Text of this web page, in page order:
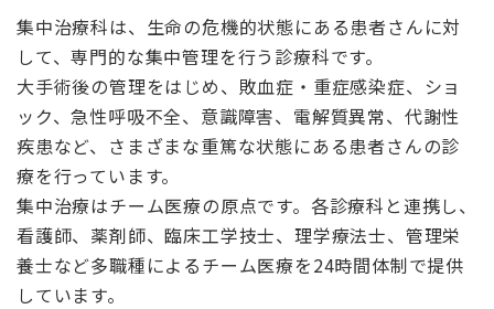
集中治療科は、生命の危機的状態にある患者さんに対
して、専門的な集中管理を行う診療科です。
大手術後の管理をはじめ、敗血症・重症感染症、ショ
ック、急性呼吸不全、意識障害、電解質異常、代謝性
疾患など、さまざまな重篤な状態にある患者さんの診
療を行っています。
集中治療はチーム医療の原点です。各診療科と連携し、
看護師、薬剤師、臨床工学技士、理学療法士、管理栄
養士など多職種によるチーム医療を24時間体制で提供
しています。